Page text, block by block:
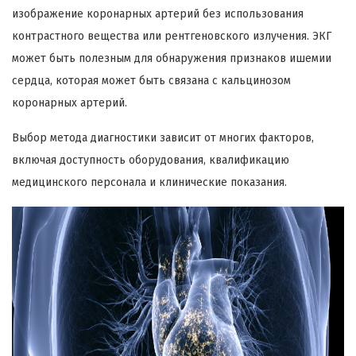
изображение коронарных артерий без использования
контрастного вещества или рентгеновского излучения. ЭКГ
может быть полезным для обнаружения признаков ишемии
сердца, которая может быть связана с кальцинозом
коронарных артерий.
Выбор метода диагностики зависит от многих факторов,
включая доступность оборудования, квалификацию
медицинского персонала и клинические показания.